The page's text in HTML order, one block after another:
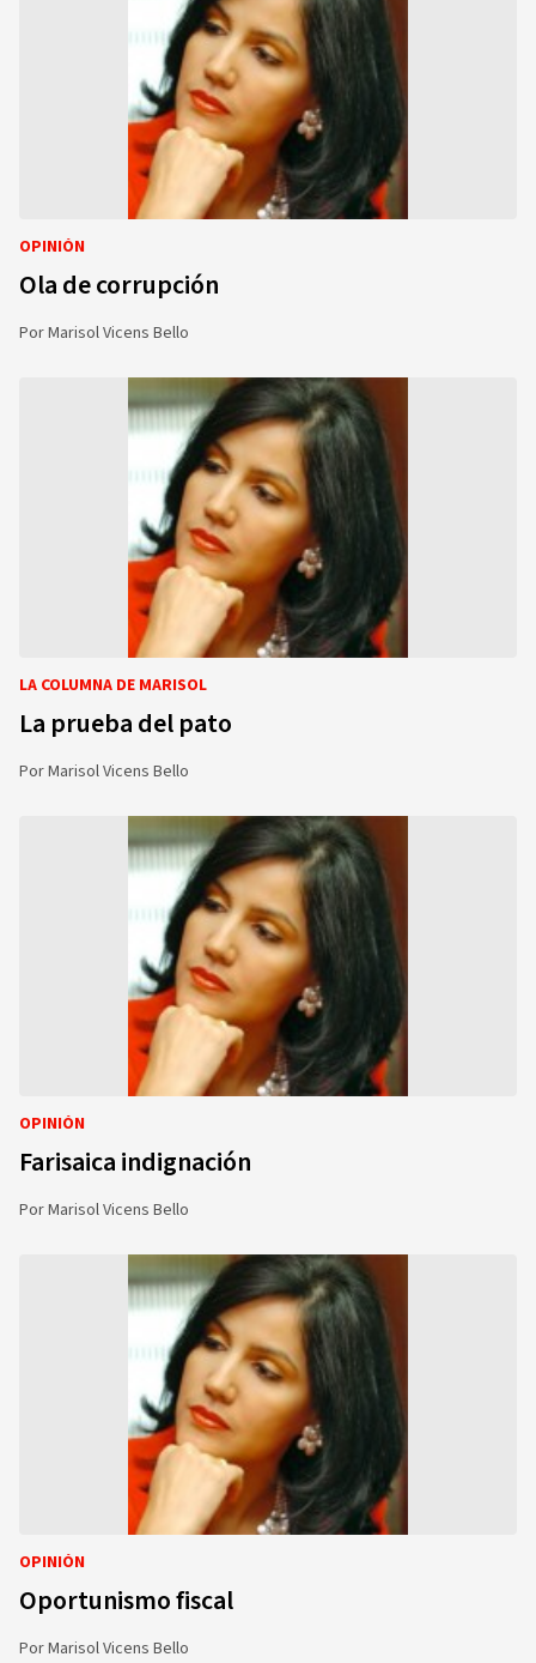
OPINIÓN
Ola de corrupción
PorMarisol Vicens Bello
LA COLUMNA DE MARISOL
La prueba del pato
PorMarisol Vicens Bello
OPINIÓN
Farisaica indignación
PorMarisol Vicens Bello
OPINIÓN
Oportunismo fiscal
PorMarisol Vicens Bello